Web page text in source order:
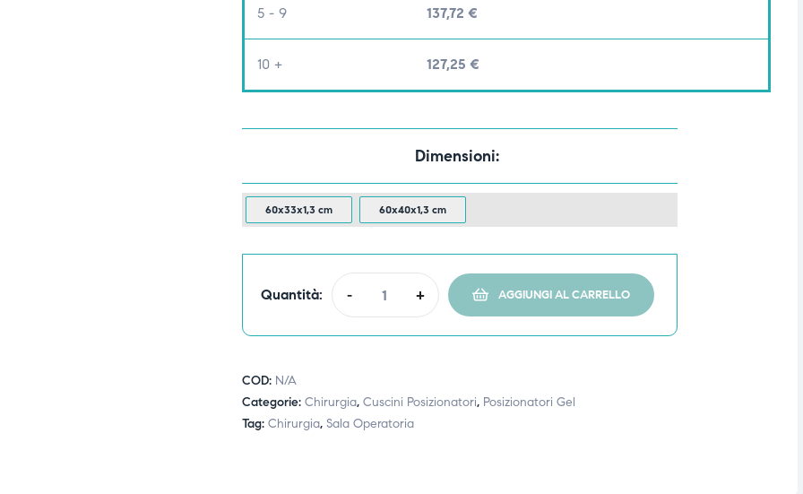
5 - 9 137,72 €
10 + 127,25 €
Dimensioni
60x33x1,3 cm 60x40x1,3 cm
Quantità: - + AGGIUNGI AL CARRELLO
COD: N/A
Categorie: Chirurgia, Cuscini Posizionatori, Posizionatori Gel
Tag: Chirurgia, Sala Operatoria